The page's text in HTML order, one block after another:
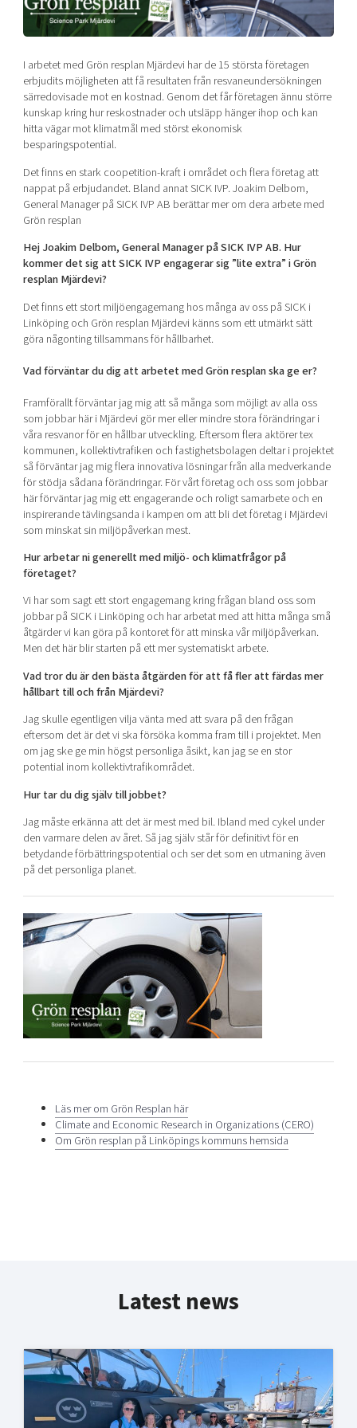
Shaping cities and regions
Bright East
East Sweden Tech Women
Reversed mentorship
Current offers and activities
Upscaling
Talent & skills
Startup & industry collaboration
Offers to boost your business
Funding opportunities
Our community of companies
Projects
Publications
Project toolbox
Our clusters
Reach out to us
Locations
Today's lunch in Mjärdevi
I arbetet med Grön resplan Mjärdevi har de 15 största företagen
erbjudits möjligheten att få resultaten från resvaneundersökningen
särredovisade mot en kostnad. Genom det får företagen ännu större
kunskap kring hur reskostnader och utsläpp hänger ihop och kan
hitta vägar mot klimatmål med störst ekonomisk
besparingspotential.
Det finns en stark coopetition-kraft i området och flera företag att
nappat på erbjudandet. Bland annat SICK IVP. Joakim Delbom,
General Manager på SICK IVP AB berättar mer om dera arbete med
Grön resplan
Hej Joakim Delbom, General Manager på SICK IVP AB. Hur
kommer det sig att SICK IVP engagerar sig ”lite extra” i Grön
resplan Mjärdevi?
Det finns ett stort miljöengagemang hos många av oss på SICK i
Linköping och Grön resplan Mjärdevi känns som ett utmärkt sätt
göra någonting tillsammans för hållbarhet.
Vad förväntar du dig att arbetet med Grön resplan ska ge er?
Framförallt förväntar jag mig att så många som möjligt av alla oss
som jobbar här i Mjärdevi gör mer eller mindre stora förändringar i
våra resvanor för en hållbar utveckling. Eftersom flera aktörer tex
kommunen, kollektivtrafiken och fastighetsbolagen deltar i projektet
så förväntar jag mig flera innovativa lösningar från alla medverkande
för stödja sådana förändringar. För vårt företag och oss som jobbar
här förväntar jag mig ett engagerande och roligt samarbete och en
inspirerande tävlingsanda i kampen om att bli det företag i Mjärdevi
som minskat sin miljöpåverkan mest.
Hur arbetar ni generellt med miljö- och klimatfrågor på
företaget?
Vi har som sagt ett stort engagemang kring frågan bland oss som
jobbar på SICK i Linköping och har arbetat med att hitta många små
åtgärder vi kan göra på kontoret för att minska vår miljöpåverkan.
Men det här blir starten på ett mer systematiskt arbete.
Vad tror du är den bästa åtgärden för att få fler att färdas mer
hållbart till och från Mjärdevi?
Jag skulle egentligen vilja vänta med att svara på den frågan
eftersom det är det vi ska försöka komma fram till i projektet. Men
om jag ske ge min högst personliga åsikt, kan jag se en stor
potential inom kollektivtrafikområdet.
Hur tar du dig själv till jobbet?
Jag måste erkänna att det är mest med bil. Ibland med cykel under
den varmare delen av året. Så jag själv står för definitivt för en
betydande förbättringspotential och ser det som en utmaning även
på det personliga planet.
Läs mer om Grön Resplan här
Climate and Economic Research in Organizations (CERO)
Om Grön resplan på Linköpings kommuns hemsida
Latest news